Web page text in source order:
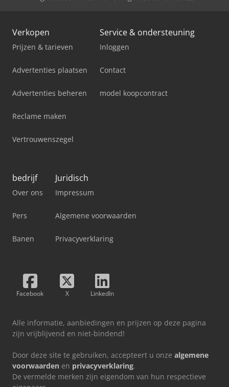
Verkopen
Prijzen & tarieven
Advertenties plaatsen
Advertenties beheren
Reclame maken
Vertrouwenszegel
Service & ondersteuning
Inloggen
Contact
model koopcontract
bedrijf
Over ons
Pers
Banen
Juridisch
Impressum
Algemene voorwaarden
Privacyverklaring
Facebook X LinkedIn
Alle informatie, aanbiedingen en prijzen op deze pagina
zijn vrijblijvend en niet-bindend!
Door deze site te gebruiken, accepteert u onze algemene
voorwaarden en privacyverklaring.
De vermelde merken zijn eigendom van hun respectieve